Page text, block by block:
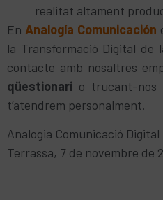
realitat altament
En Analogía Comunicación
la Transformació Digital de
contacte amb nosaltres
qüestionari o trucant-nos
t’atendrem personalment.
Analogia Comunicació Digital
Terrassa, 7 de novembre de